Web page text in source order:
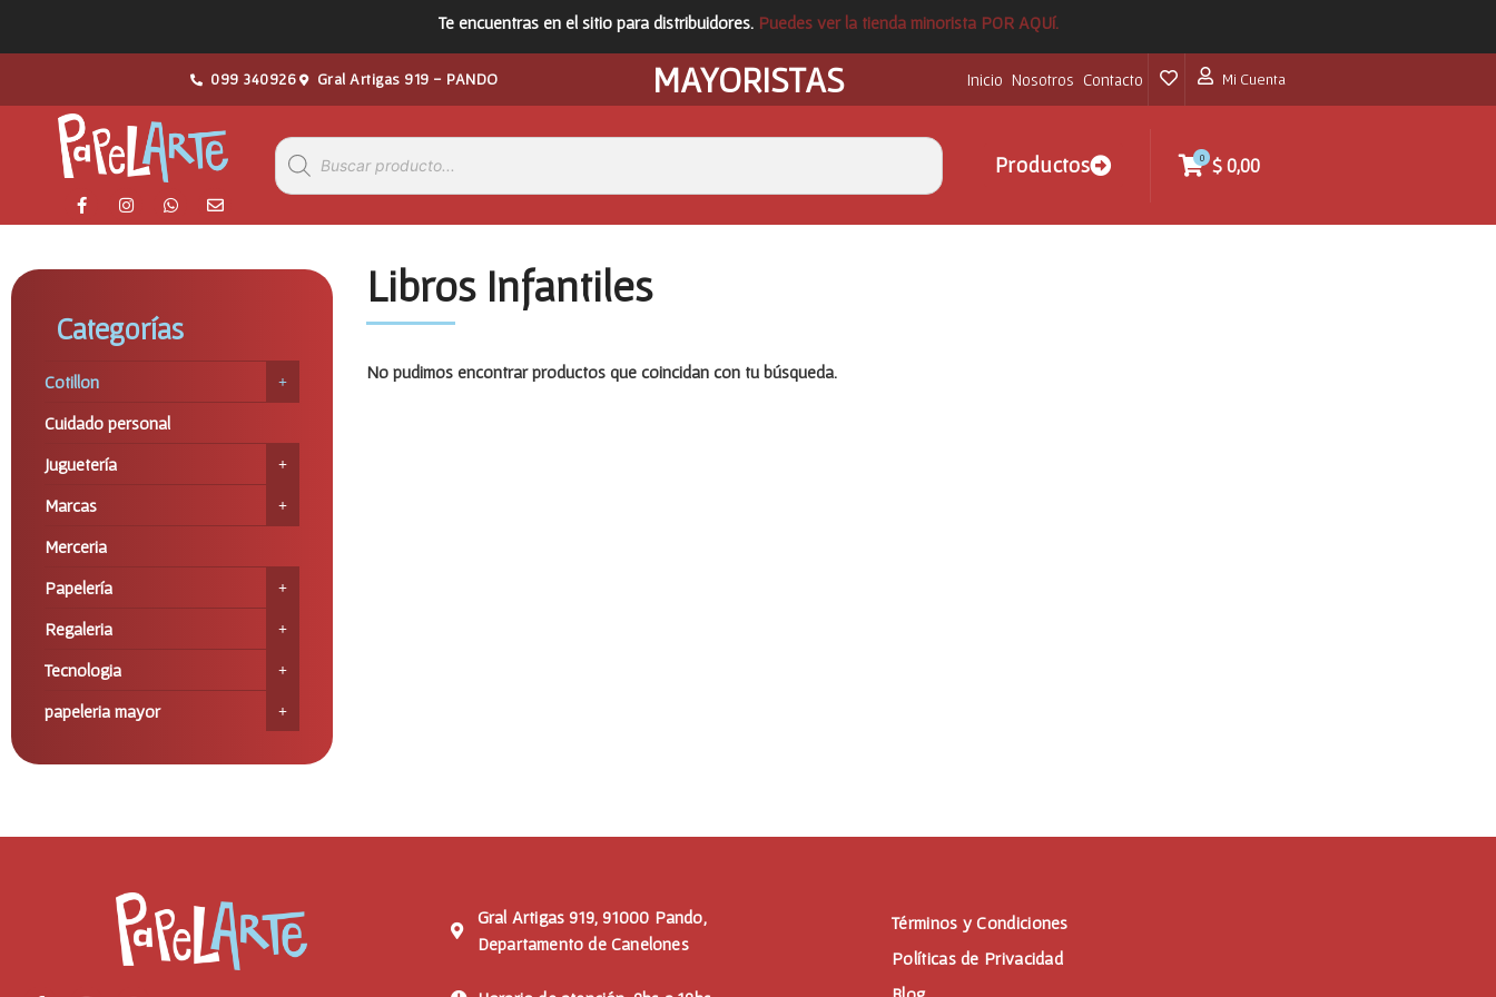
Te encuentras en el sitio para distribuidores. Puedes ver la tienda minorista POR AQUí.
099 340926 Gral Artigas 919 - PANDO MAYORISTAS Inicio Nosotros Contacto Mi Cuenta
Productos $ 0,00
0
Categorías
Cotillon
Cuidado personal
Juguetería
Marcas
Merceria
Papelería
Regaleria
Tecnologia
papeleria mayor
Libros Infantiles
No pudimos encontrar productos que coincidan con tu búsqueda.
Gral Artigas 919, 91000 Pando,
Departamento de Canelones
Términos y Condiciones
Políticas de Privacidad